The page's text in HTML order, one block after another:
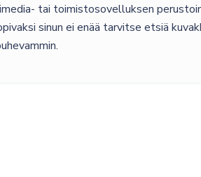
tai toimistosovelluksen
sinun ei enää tarvitse etsiä